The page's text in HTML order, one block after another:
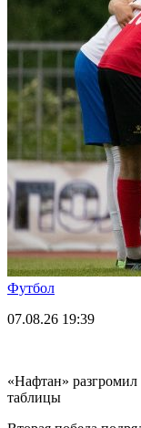
Футбол
07.08.26 19:39
«Нафтан»
таблицы